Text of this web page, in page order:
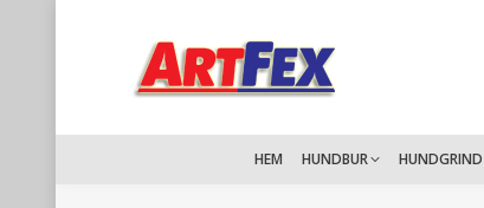
HEM HUNDBUR HUNDGRIND